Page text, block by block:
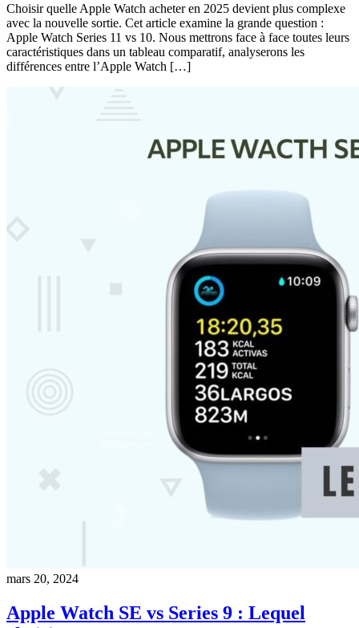
Choisir quelle Apple Watch acheter en 2025 devient plus complexe
avec la nouvelle sortie. Cet article examine la grande question :
Apple Watch Series 11 vs 10. Nous mettrons face à face toutes leurs
caractéristiques dans un tableau comparatif, analyserons les
différences entre l’Apple Watch […]
mars 20, 2024
Apple Watch SE vs Series 9 : Lequel